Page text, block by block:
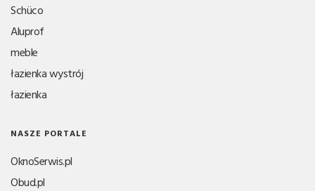
Schüco
Aluprof
meble
łazienka wystrój
łazienka
NASZE PORTALE
OknoSerwis.pl
Obud.pl